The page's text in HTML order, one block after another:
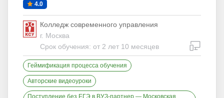
4.0
Колледж современного управления
г. Москва
Срок обучения: от 2 лет 10 месяцев
Геймификация процесса обучения
Авторские видеоуроки